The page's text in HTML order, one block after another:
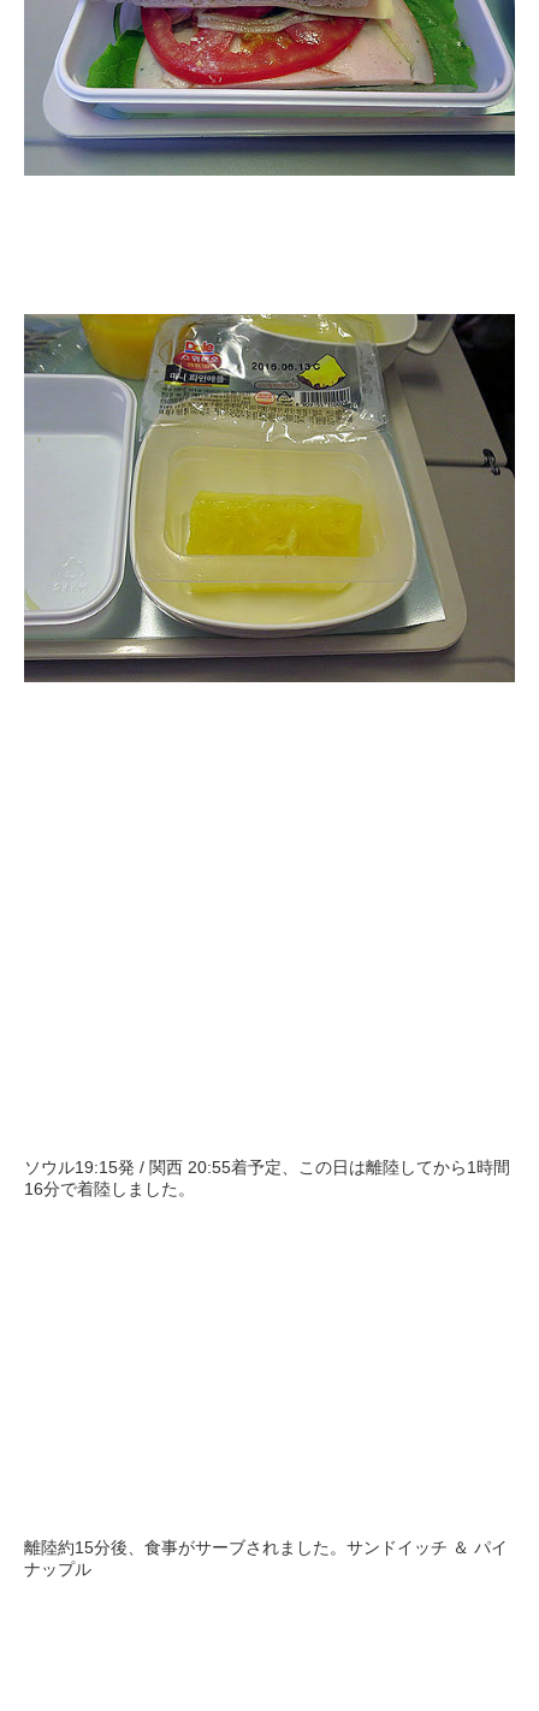
ソウル19:15発 / 関西 20:55着予定、この日は離陸してから1時間
16分で着陸しました。
離陸約15分後、食事がサーブされました。サンドイッチ ＆ パイ
ナップル